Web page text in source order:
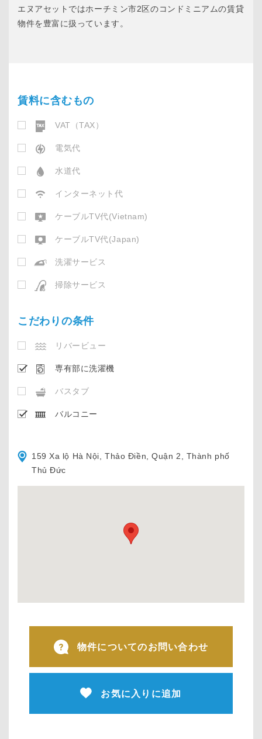
エヌアセットではホーチミン市2区のコンドミニアムの賃貸
物件を豊富に扱っています。
賃料に含むもの
VAT（TAX）
電気代
水道代
インターネット代
ケーブルTV代(Vietnam)
ケーブルTV代(Japan)
洗濯サービス
掃除サービス
こだわりの条件
リバービュー
専有部に洗濯機
バスタブ
バルコニー
159 Xa lộ Hà Nội, Thảo Điền, Quận 2, Thành phố
Thủ Đức
物件についてのお問い合わせ
お気に入りに追加